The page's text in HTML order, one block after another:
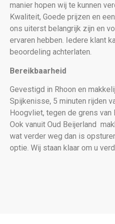
manier hopen wij te kunnen
Kwaliteit, Goede prijzen en
ons uiterst belangrijk zijn en
ervaren hebben. Iedere klant
beoordeling achterlaten.
Bereikbaarheid
Gevestigd in Rhoon en
Spijkenisse, 5 minuten rijden
Hoogvliet, tegen de grens van
Ook vanuit Oud Beijerland
wat verder weg dan is
optie. Wij staan klaar om u